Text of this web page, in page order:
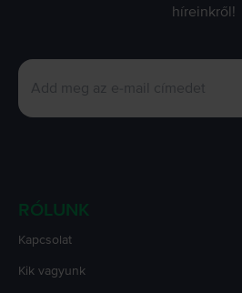
híreinkről!
RÓLUNK
Kapcsolat
Kik vagyunk